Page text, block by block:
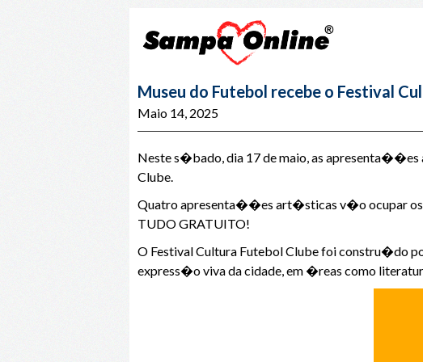
Museu do Futebol recebe o Festival
Maio 14, 2025
Neste s�bado, dia 17 de maio, as
Clube.
Quatro apresenta��es art�sticas v�o ocupar os
TUDO GRATUITO!
O Festival Cultura Futebol Clube foi constru�do
express�o viva da cidade, em �reas como